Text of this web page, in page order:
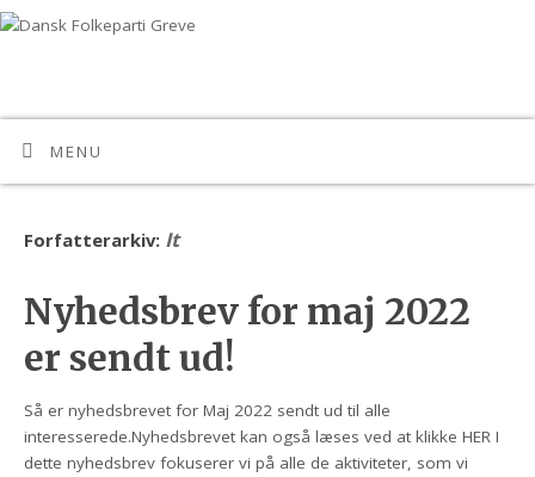
MENU
Forfatterarkiv: It
Nyhedsbrev for maj 2022
er sendt ud!
Så er nyhedsbrevet for Maj 2022 sendt ud til alle
interesserede.Nyhedsbrevet kan også læses ved at klikke HER I
dette nyhedsbrev fokuserer vi på alle de aktiviteter, som vi